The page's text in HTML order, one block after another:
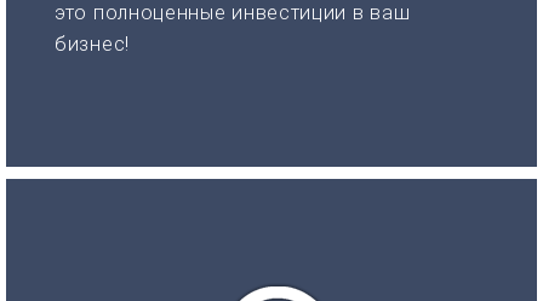
это полноценные инвестиции в ваш
бизнес!